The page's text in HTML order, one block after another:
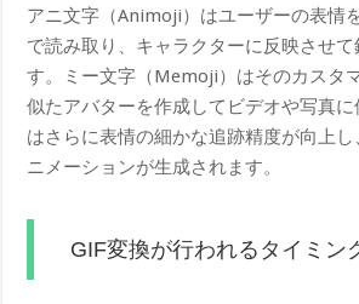
アニ文字（Animoji）はユーザーの表情
で読み取り、キャラクターに反映させ
す。ミー文字（Memoji）はそのカスタ
似たアバターを作成してビデオや写真
はさらに表情の細かな追跡精度が向上
ニメーションが生成されます。
GIF変換が行われるタイミン